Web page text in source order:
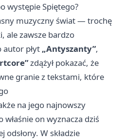
występie Spiętego?
muzyczny świat — trochę
ale zawsze bardzo
autor płyt „Antyszanty”,
zdążył pokazać, że
granie z tekstami, które
na jego najnowszy
właśnie on wyznacza dziś
W składzie